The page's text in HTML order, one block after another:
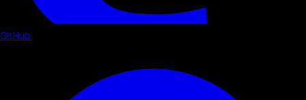
GitHub